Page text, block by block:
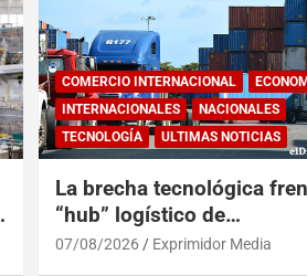
COMERCIO INTERNACIONAL
INTERNACIONALES
NACIONALES
TECNOLOGÍA
ULTIMAS NOTICIAS
La brecha tecnológica
“hub” logístico de
Centroamérica y RD
07/08/2026 Exprimidor Media